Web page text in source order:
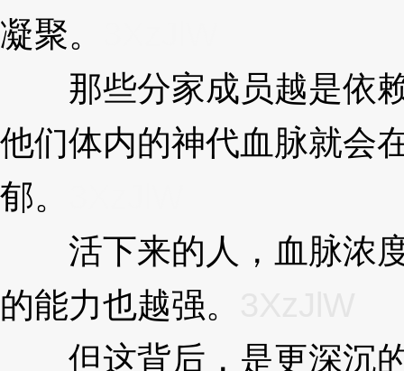
凝聚。
那些分家成员越是依赖
他们体内的神代血脉就会
郁。
活下来的人，血脉浓度
的能力也越强。
但这背后，是更深沉